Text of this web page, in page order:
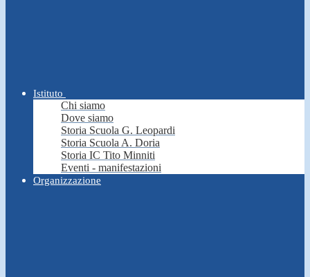
Istituto
Chi siamo
Dove siamo
Storia Scuola G. Leopardi
Storia Scuola A. Doria
Storia IC Tito Minniti
Eventi - manifestazioni
Organizzazione